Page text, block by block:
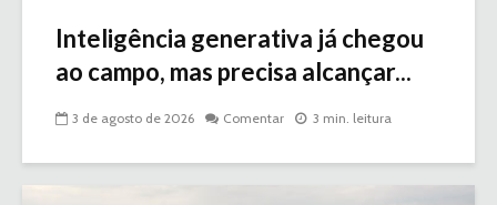
Inteligência generativa já chegou
ao campo, mas precisa alcançar...
3 de agosto de 2026 Comentar 3 min. leitura